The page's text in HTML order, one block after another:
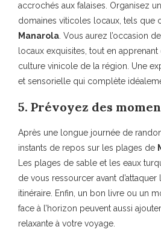
accrochés aux falaises. Organisez
domaines viticoles locaux, tels que
Manarola. Vous aurez l’occasion
locaux exquisites, tout en apprenant
culture vinicole de la région. Une
et sensorielle qui complète
5. Prévoyez des
Après une longue journée de
instants de repos sur les plages de
Les plages de sable et les eaux
de vous ressourcer avant
itinéraire. Enfin, un bon livre ou un
face à l’horizon peuvent aussi
relaxante à votre voyage.